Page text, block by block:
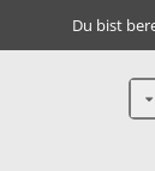
Du bist